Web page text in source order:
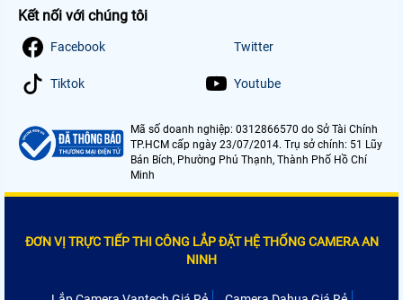
Kết nối với chúng tôi
Facebook Twitter
Tiktok Youtube
Mã số doanh nghiệp: 0312866570 do Sở Tài Chính
TP.HCM cấp ngày 23/07/2014. Trụ sở chính: 51 Lũy
Bán Bích, Phường Phú Thạnh, Thành Phố Hồ Chí
Minh
ĐƠN VỊ TRỰC TIẾP THI CÔNG LẮP ĐẶT HỆ THỐNG CAMERA AN
NINH